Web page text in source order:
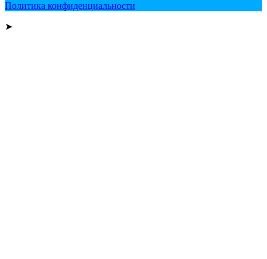
Политика конфиденциальности
➤